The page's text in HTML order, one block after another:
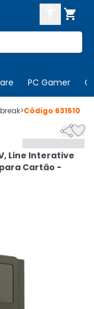

PC Gamer
>Código 631510

Line Interative
para Cartão -